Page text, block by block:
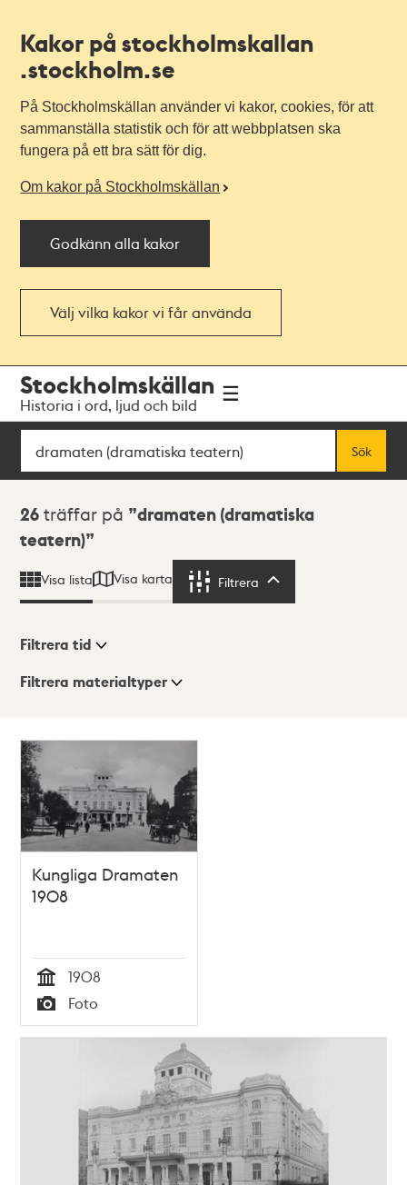
Kakor på stockholmskallan
.stockholm.se
På Stockholmskällan använder vi kakor, cookies, för att
sammanställa statistik och för att webbplatsen ska
fungera på ett bra sätt för dig.
Om kakor på Stockholmskällan
Godkänn alla kakor
Välj vilka kakor vi får använda
navigationen
huvudinnehållet
Stockholmskällan
Historia i ord, ljud och bild
Sök
Sök
Sökresultat
26 träffar på
dramaten (dramatiska
teatern)
Visa lista Visa karta Filtrera
Visningsläge
Lista
Filtrera tid
Filtrera materialtyper
träffar
Kungliga Dramaten
1908
Tid
1908
Typ
Foto